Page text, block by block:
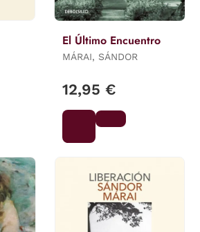
El Último Encuentro
MÁRAI, SÁNDOR
12,95 €